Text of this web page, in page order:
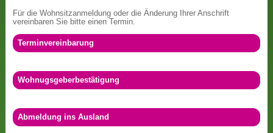
Für die Wohnsitzanmeldung oder die Änderung Ihrer Anschrift
vereinbaren Sie bitte einen Termin.
Terminvereinbarung
Wohnugsgeberbestätigung
Abmeldung ins Ausland